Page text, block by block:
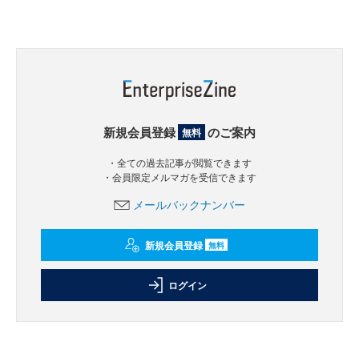
新規会員登録 無料 のご案内
・全ての過去記事が閲覧できます
・会員限定メルマガを受信できます
メールバックナンバー
新規会員登録 無料
ログイン